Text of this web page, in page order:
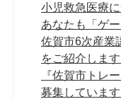
小児救急医療
あなたも「ゲ
佐賀市6次産業
をご紹介します
『佐賀市トレ
募集しています